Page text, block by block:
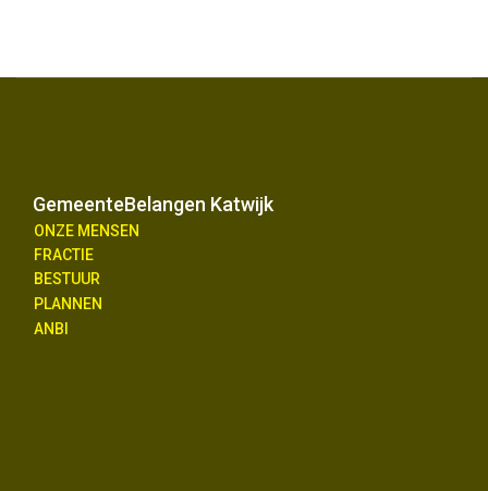
GemeenteBelangen Katwijk
ONZE MENSEN
FRACTIE
BESTUUR
PLANNEN
ANBI